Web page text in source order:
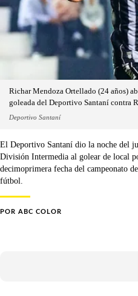
Richar Mendoza Ortellado (24 años)
goleada del Deportivo Santaní contra
Deportivo Santaní
El Deportivo Santaní dio la noche del
División Intermedia al golear de local
decimoprimera fecha del campeonato
fútbol.
POR ABC COLOR